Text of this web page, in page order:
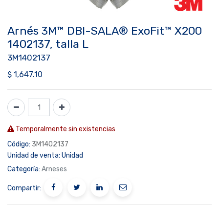
Arnés 3M™ DBI-SALA® ExoFit™ X200
1402137, talla L
3M1402137
$ 1,647.10
Temporalmente sin existencias
Código: 3M1402137
Unidad de venta: Unidad
Categoría: Arneses
Compartir: